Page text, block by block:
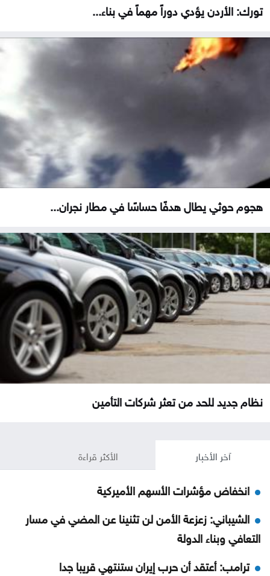
تورك: الأردن يؤدي دوراً مهماً في بناء...
هجوم حوثي يطال هدفًا حساسًا في مطار نجران...
نظام جديد للحد من تعثر شركات التأمين
آخر الأخبار الأكثر قراءة
انخفاض مؤشرات الأسهم الأميركية
الشيباني: زعزعة الأمن لن تثنينا عن المضي في مسار
التعافي وبناء الدولة
ترامب: أعتقد أن حرب إيران ستنتهي قريبا جدا